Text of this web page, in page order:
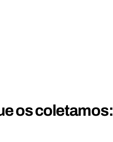
os coletamos: